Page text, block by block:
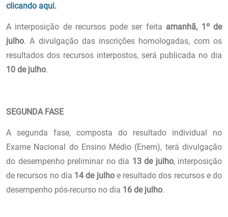
clicando aqui.
A interposição de recursos pode ser feita amanhã, 1º de
julho. A divulgação das inscrições homologadas, com os
resultados dos recursos interpostos, será publicada no dia
10 de julho.
SEGUNDA FASE
A segunda fase, composta do resultado individual no
Exame Nacional do Ensino Médio (Enem), terá divulgação
do desempenho preliminar no dia 13 de julho, interposição
de recursos no dia 14 de julho e resultado dos recursos e do
desempenho pós-recurso no dia 16 de julho.